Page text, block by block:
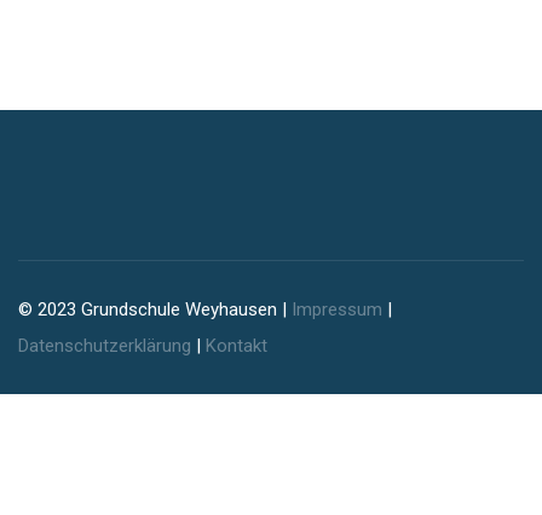
© 2023 Grundschule Weyhausen | Impressum |
Datenschutzerklärung | Kontakt